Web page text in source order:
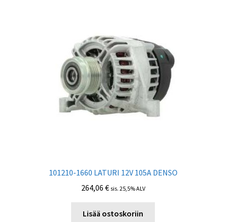
101210-1660 LATURI 12V 105A DENSO
264,06 € sis. 25,5% ALV
Lisää ostoskoriin